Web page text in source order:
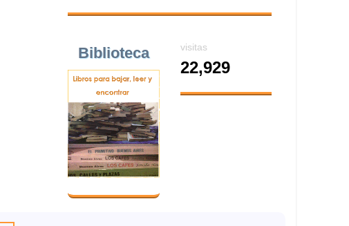
Biblioteca visitas
22,929